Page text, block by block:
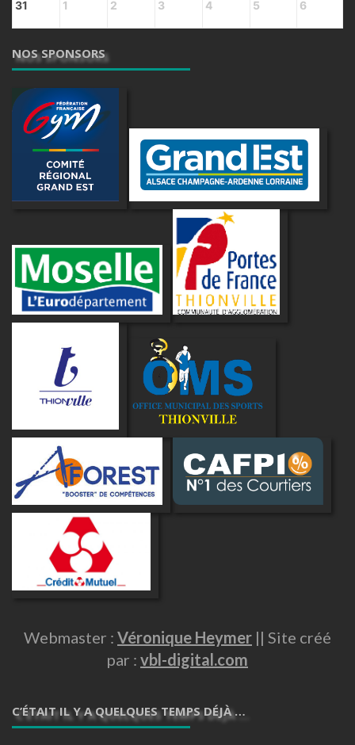
31 1 2 3 4 5 6
NOS SPONSORS
Webmaster : Véronique Heymer || Site créé
par : vbl-digital.com
C’ÉTAIT IL Y A QUELQUES TEMPS DÉJÀ …